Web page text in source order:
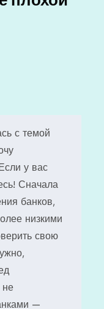
с темой
у вас
Сначала
банков,
низкими
свою
—